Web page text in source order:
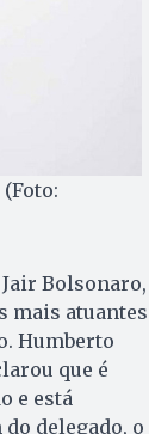
Bolsonaro,
mais atuantes
Humberto
que é
e está
delegado, o